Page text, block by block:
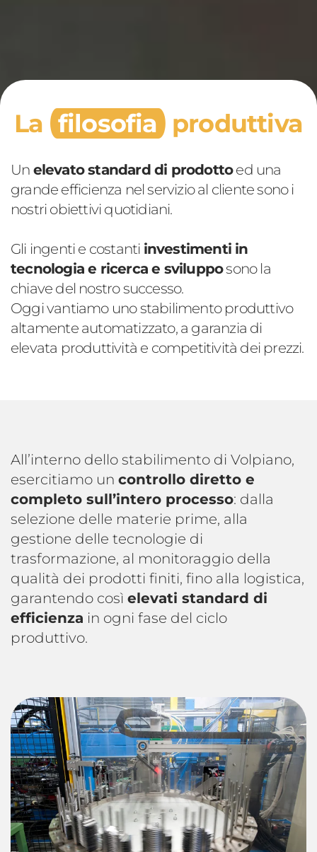
La filosofia produttiva
Un elevato standard di prodottoed una
grande efficienza nel servizio al cliente sono i
nostri obiettivi quotidiani.
Gli ingenti e costanti investimenti in
tecnologia e ricerca e svilupposono la
chiave del nostro successo.
Oggi vantiamo uno stabilimento produttivo
altamente automatizzato, a garanzia di
elevata produttività e competitività dei prezzi.
All’interno dello stabilimento di Volpiano,
esercitiamo un controllo diretto e
completo sull’intero processo: dalla
selezione delle materie prime, alla
gestione delle tecnologie di
trasformazione, al monitoraggio della
qualità dei prodotti finiti, fino alla logistica,
garantendo così elevati standard di
efficienza in ogni fase del ciclo
produttivo.